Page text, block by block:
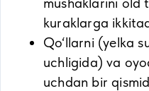
kuraklarga
Qo‘llarni (yelka
uchligida) va
uchdan bir